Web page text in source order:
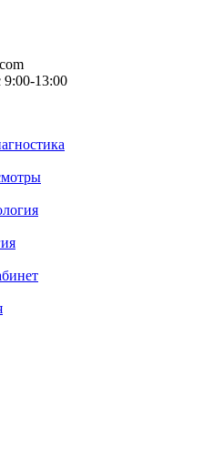
9:00-13:00